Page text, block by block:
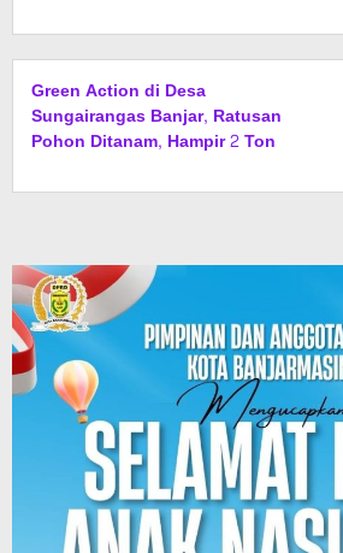
Green Action di Desa
Sungairangas Banjar, Ratusan
Pohon Ditanam, Hampir 2 Ton
dengan Sembako